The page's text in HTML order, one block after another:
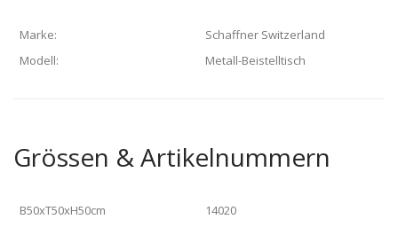
Marke:
Schaffner Switzerland
Modell:
Metall-Beistelltisch
Grössen & Artikelnummern
B50xT50xH50cm
14020